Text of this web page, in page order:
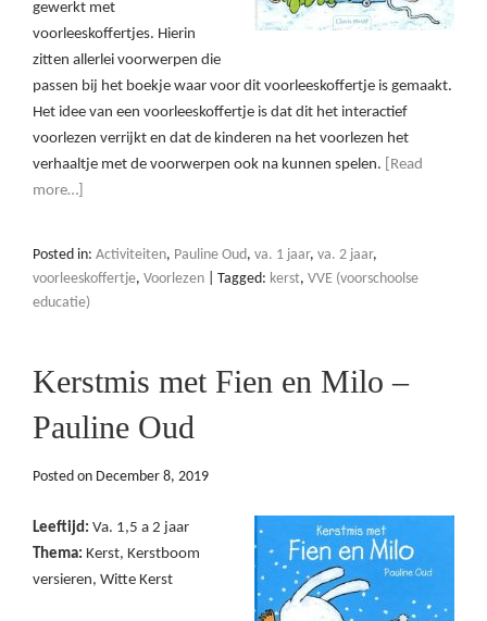
gewerkt met
voorleeskoffertjes. Hierin
zitten allerlei voorwerpen die
passen bij het boekje waar voor dit voorleeskoffertje is gemaakt.
Het idee van een voorleeskoffertje is dat dit het interactief
voorlezen verrijkt en dat de kinderen na het voorlezen het
verhaaltje met de voorwerpen ook na kunnen spelen.
[Read
more…]
Posted in: Activiteiten, Pauline Oud, va. 1 jaar, va. 2 jaar,
voorleeskoffertje, Voorlezen Tagged: kerst, VVE (voorschoolse
educatie)
Kerstmis met Fien en Milo –
Pauline Oud
Posted on December 8, 2019
Leeftijd: Va. 1,5 a 2 jaar
Thema: Kerst, Kerstboom
versieren, Witte Kerst